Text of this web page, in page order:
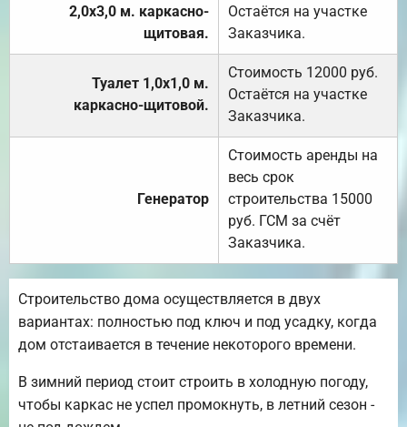
2,0х3,0 м. каркасно-
щитовая.
Остаётся на участке
Заказчика.
Туалет 1,0х1,0 м.
каркасно-щитовой.
Стоимость 12000 руб.
Остаётся на участке
Заказчика.
Генератор
Стоимость аренды на
весь срок
строительства 15000
руб. ГСМ за счёт
Заказчика.
Строительство дома осуществляется в двух
вариантах: полностью под ключ и под усадку, когда
дом отстаивается в течение некоторого времени.
В зимний период стоит строить в холодную погоду,
чтобы каркас не успел промокнуть, в летний сезон -